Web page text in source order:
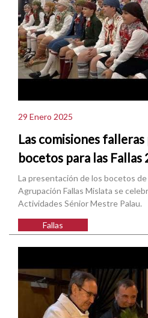
29 Enero 2025
Las comisiones
bocetos para las Fallas
La presentación de los bocetos
Agrupación Fallas Mislata se
Actividades Sénior Mestre Palau.
Fallas